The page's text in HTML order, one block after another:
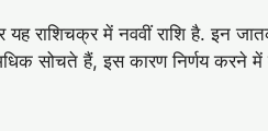
यह राशिचक्र में नववीं राशि है. इन
सोचते हैं, इस कारण निर्णय करने में